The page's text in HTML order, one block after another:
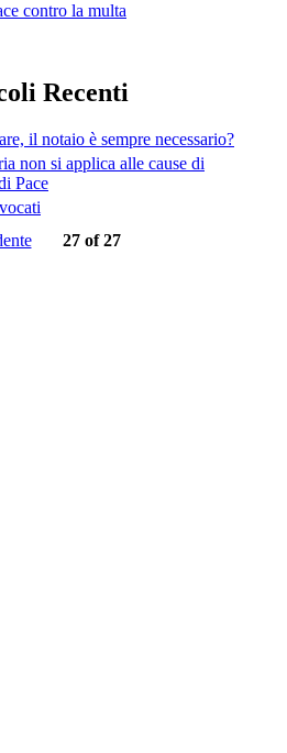
contro la multa
Recenti
il notaio è sempre necessario?
non si applica alle cause di
Pace
27 of 27